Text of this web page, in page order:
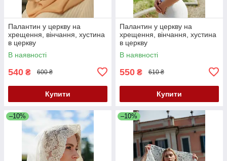
Палантин у церкву на
хрещення, вінчання, хустина
в церкву
В наявності
540 ₴ 600 ₴
Купити
Палантин у церкву на
хрещення, вінчання, хустина
в церкву
В наявності
550 ₴ 610 ₴
Купити
–10% –10%